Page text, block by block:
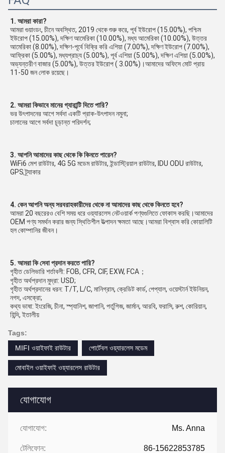
যোগাযোগ
যোগাযোগ: Ms. Anna
টেলিফোন: 86-15622853785
1. আমরা কারা?
আমরা গুয়াংডং, চীনে অবস্থিত, 2019 থেকে শুরু করে, পূর্ব ইউরোপ (15.00%), পশ্চিম
ইউরোপ (15.00%), দক্ষিণ আমেরিকা (10.00%), মধ্য আমেরিকা (10.00%), উত্তর
আমেরিকা (8.00%), দক্ষিণ-পূর্বে বিক্রি করি এশিয়া (7.00%), দক্ষিণ ইউরোপ (7.00%),
আফ্রিকা (5.00%), মধ্যপ্রাচ্য (5.00%), পূর্ব এশিয়া (5.00%), দক্ষিণ এশিয়া (5.00%),
অভ্যন্তরীণ বাজার (5.00%), উত্তর ইউরোপ ( 3.00%)।আমাদের অফিসে মোট প্রায়
11-50 জন লোক রয়েছে।
2. আমরা কিভাবে মানের গ্যারান্টি দিতে পারি?
ভর উৎপাদনের আগে সর্বদা একটি প্রাক-উৎপাদন নমুনা;
চালানের আগে সর্বদা চূড়ান্ত পরিদর্শন;
3. আপনি আমাদের কাছ থেকে কি কিনতে পারেন?
WiFi6 মেশ রাউটার, 4G 5G মডেম রাউটার, ইন্ডাস্ট্রিয়াল রাউটার, IDU ODU রাউটার,
GPS ট্র্যাকার
4. কেন আপনি অন্য সরবরাহকারীদের থেকে না আমাদের কাছ থেকে কিনতে হবে?
আমরা 20 বছরেরও বেশি সময় ধরে ওয়্যারলেস নেটওয়ার্ক পণ্যগুলিতে ফোকাস করছি।আমাদের
OEM পণ্য সমর্থন করার জন্য স্থিতিশীল উত্পাদন ক্ষমতা আছে।আমরা বিশ্বাস করি কোয়ালিটি
হল কোম্পানির জীবন।
5. আমরা কি সেবা প্রদান করতে পারি?
গৃহীত ডেলিভারি শর্তাবলী: FOB, CFR, CIF, EXW, FCA；
গৃহীত অর্থপ্রদান মুদ্রা: USD;
গৃহীত অর্থপ্রদানের ধরন: T/T, L/C, মানিগ্রাম, ক্রেডিট কার্ড, পেপ্যাল, ওয়েস্টার্ন ইউনিয়ন,
নগদ, এসক্রো;
কথ্য ভাষা: ইংরেজি, চীনা, স্প্যানিশ, জাপানি, পর্তুগিজ, জার্মান, আরবি, ফরাসি, রুশ, কোরিয়ান,
হিন্দি, ইতালীয়
Tags:
MIFI ওয়াইফাই রাউটার
পোর্টেবল ওয়্যারলেস মডেম
মোবাইল ওয়াইফাই ওয়্যারলেস রাউটার